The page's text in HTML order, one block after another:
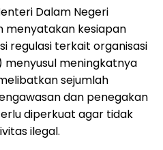
Dalam Negeri
menyatakan kesiapan
regulasi terkait organisasi
meningkatnya
sejumlah
dan penegakan
diperkuat agar tidak
ilegal.